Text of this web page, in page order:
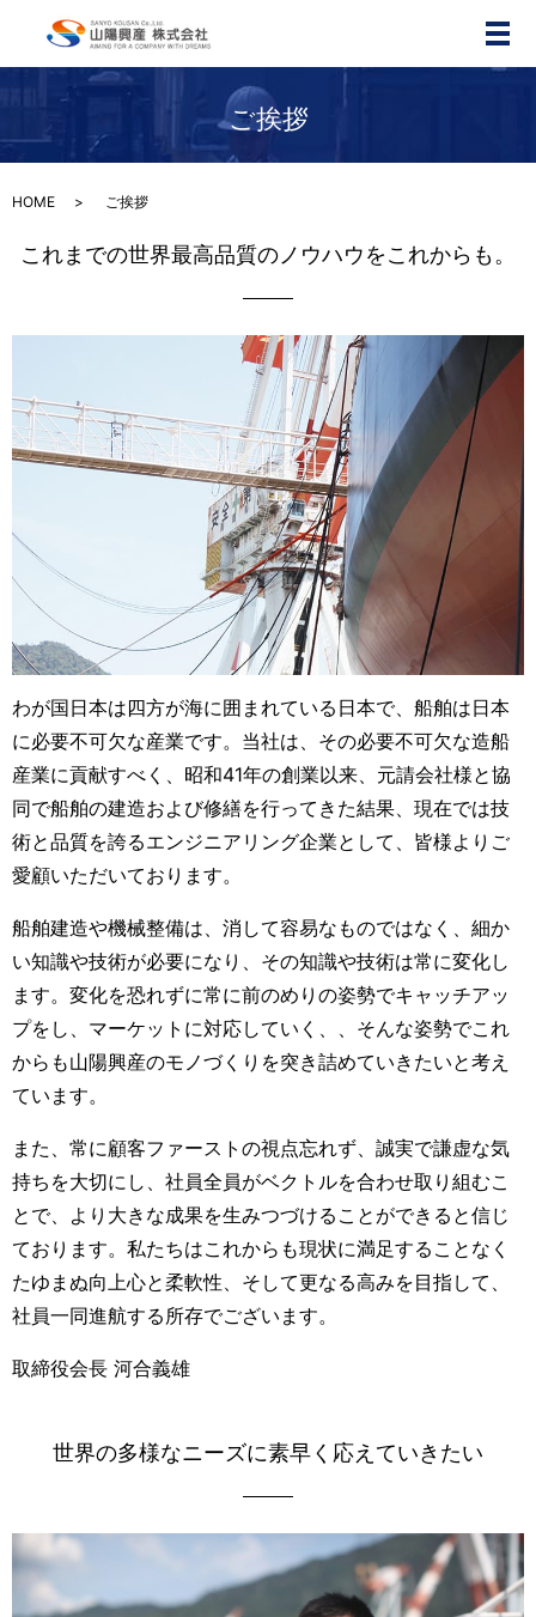
メ
ご挨拶
HOME ご挨拶
これまでの世界最高品質のノウハウをこれからも。
わが国日本は四方が海に囲まれている日本で、船舶は日本
に必要不可欠な産業です。 当社は、その必要不可欠な造船
産業に貢献すべく、昭和41年の創業以来、元請会社様と協
同で船舶の建造および修繕を行ってきた結果、現在では技
術と品質を誇るエンジニアリング企業として、皆様よりご
愛顧いただいております。
船舶建造や機械整備は、消して容易なものではなく、細か
い知識や技術が必要になり、その知識や技術は常に変化し
ます。 変化を恐れずに常に前のめりの姿勢でキャッチアッ
プをし、マーケットに対応していく、、そんな姿勢でこれ
からも山陽興産のモノづくりを突き詰めていきたいと考え
ています。
また、常に顧客ファーストの視点忘れず、誠実で謙虚な気
持ちを大切にし、社員全員がベクトルを合わせ取り組むこ
とで、より大きな成果を生みつづけることができると信じ
ております。 私たちはこれからも現状に満足することなく
たゆまぬ向上心と柔軟性、そして更なる高みを目指して、
社員一同進航する所存でございます。
取締役会長 河合義雄
世界の多様なニーズに素早く応えていきたい